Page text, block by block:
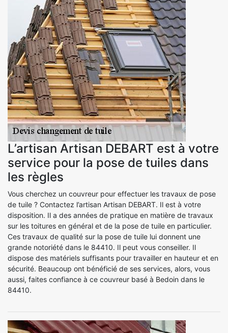
L’artisan Artisan DEBART est à votre
service pour la pose de tuiles dans
les règles
Vous cherchez un couvreur pour effectuer les travaux de pose
de tuile ? Contactez l’artisan Artisan DEBART. Il est à votre
disposition. Il a des années de pratique en matière de travaux
sur les toitures en général et de la pose de tuile en particulier.
Ces travaux de qualité sur la pose de tuile lui donnent une
grande notoriété dans le 84410. Il peut vous conseiller. Il
dispose des matériels suffisants pour travailler en hauteur et en
sécurité. Beaucoup ont bénéficié de ses services, alors, vous
aussi, faites confiance à ce couvreur basé à Bedoin dans le
84410.